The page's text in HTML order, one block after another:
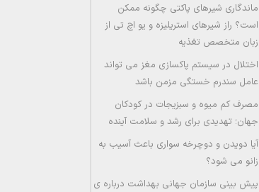
ماندگاری شیرهای پاکتی چگونه ممکن
است؟ راز شیرهای استریلیزه و یو اچ تی از
زبان متخصص تغذیه
اختلال در سیستم پاکسازی مغز می تواند
عامل سندرم خستگی مزمن باشد
مصرف کم میوه و سبزیجات در کودکان
جهان؛ تهدیدی برای رشد و سلامت آینده
آیا دویدن و دوچرخه سواری باعث آسیب به
زانو می شود؟
پیش بینی سازمان جهانی بهداشت درباره ی